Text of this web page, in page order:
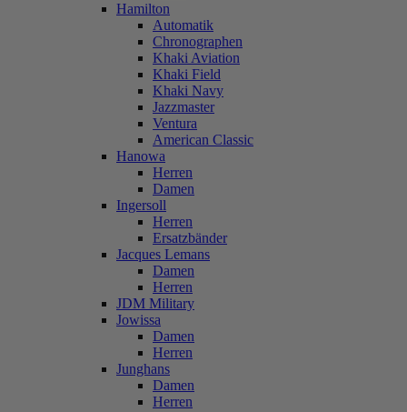
Hamilton
Automatik
Chronographen
Khaki Aviation
Khaki Field
Khaki Navy
Jazzmaster
Ventura
American Classic
Hanowa
Herren
Damen
Ingersoll
Herren
Ersatzbänder
Jacques Lemans
Damen
Herren
JDM Military
Jowissa
Damen
Herren
Junghans
Damen
Herren